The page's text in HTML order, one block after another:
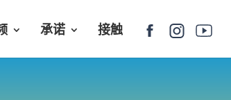
承诺 接触